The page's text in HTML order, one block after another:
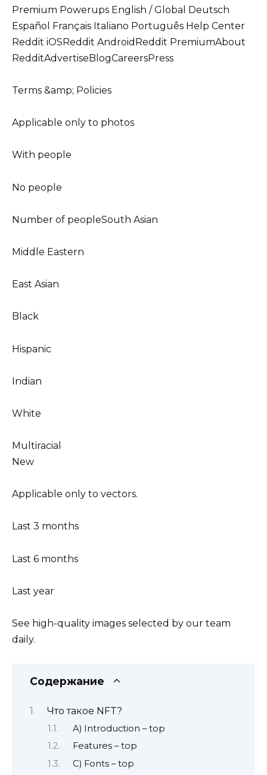
Premium Powerups English / Global Deutsch
Español Français Italiano Português Help Center
Reddit iOSReddit AndroidReddit PremiumAbout
RedditAdvertiseBlogCareersPress
Terms &amp; Policies
Applicable only to photos
With people
No people
Number of peopleSouth Asian
Middle Eastern
East Asian
Black
Hispanic
Indian
White
Multiracial
New
Applicable only to vectors.
Last 3 months
Last 6 months
Last year
See high-quality images selected by our team
daily.
Содержание
Что такое NFT?
A) Introduction – top
Features – top
C) Fonts – top